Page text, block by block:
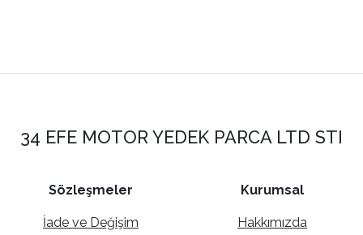
34 EFE MOTOR YEDEK PARCA LTD STI
Sözleşmeler
İade ve Değişim
Kurumsal
Hakkımızda